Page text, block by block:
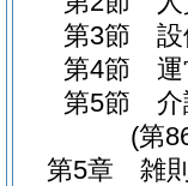
第3節
第4節
第5節
(第
第5章
雑